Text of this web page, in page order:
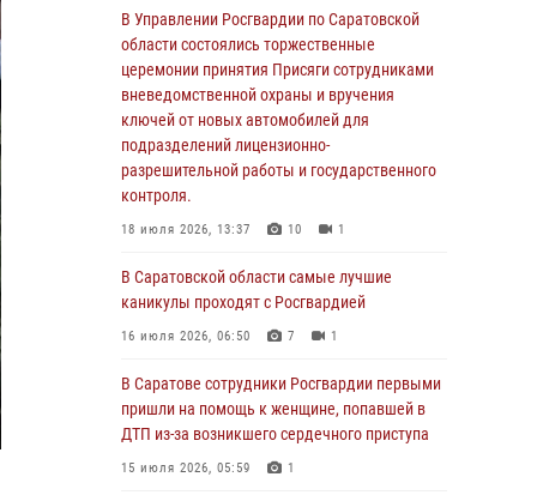
Росгвардии помогли вернуться домой
потерявшейся пенсионерке
21 июля 2026, 10:38
В Управлении Росгвардии по Саратовской
области состоялись торжественные
церемонии принятия Присяги сотрудниками
вневедомственной охраны и вручения
ключей от новых автомобилей для
разрешительной работы и государственного
18 июля 2026, 13:37 10 1
В Саратовской области самые лучшие
16 июля 2026, 06:50 7 1
В Управлении Росгвардии по Саратовской
области состоялись торжественные
церемонии принятия Присяги сотрудниками
вневедомственной охраны и вручения
ключей от новых автомобилей для
подразделений лицензионно-
разрешительной работы и государственного
контроля.
18 июля 2026, 13:37 10 1
В Саратовской области самые лучшие
каникулы проходят с Росгвардией
16 июля 2026, 06:50 7 1
В Саратове сотрудники Росгвардии первыми
пришли на помощь к женщине, попавшей в
ДТП из-за возникшего сердечного приступа
15 июля 2026, 05:59 1